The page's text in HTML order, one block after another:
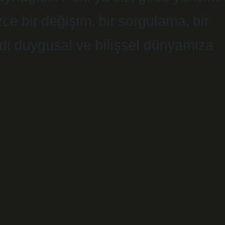
bir değişim, bir sorgulama, bir
duygusal ve bilişsel dünyamıza